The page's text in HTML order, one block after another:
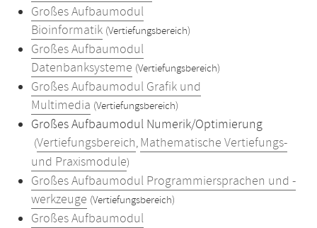
Großes Aufbaumodul
Bioinformatik (Vertiefungsbereich)
Großes Aufbaumodul
Datenbanksysteme (Vertiefungsbereich)
Großes Aufbaumodul Grafik und
Multimedia (Vertiefungsbereich)
Großes Aufbaumodul Numerik/Optimierung
(Vertiefungsbereich, Mathematische Vertiefungs-
und Praxismodule)
Großes Aufbaumodul Programmiersprachen und -
werkzeuge (Vertiefungsbereich)
Großes Aufbaumodul